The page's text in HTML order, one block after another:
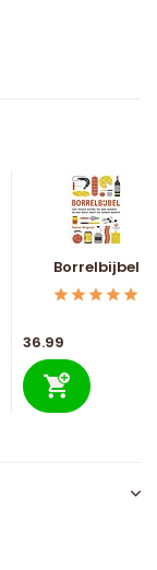
Borrelbijbel
36.99